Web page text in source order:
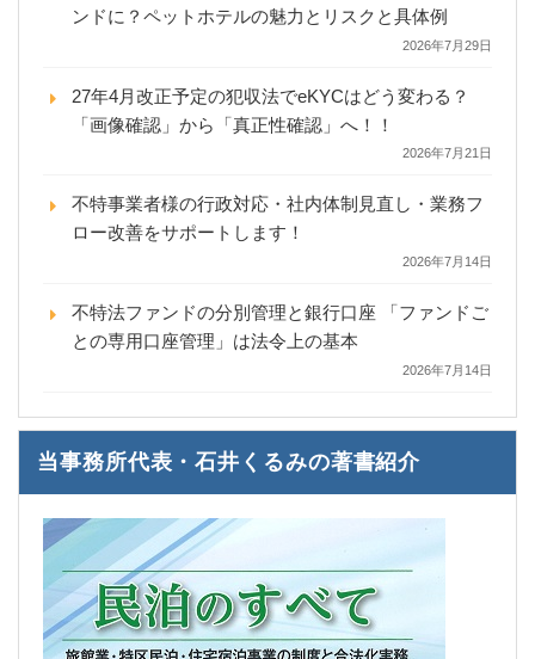
ンドに？ペットホテルの魅力とリスクと具体例
2026年7月29日
27年4月改正予定の犯収法でeKYCはどう変わる？
「画像確認」から「真正性確認」へ！！
2026年7月21日
不特事業者様の行政対応・社内体制見直し・業務フ
ロー改善をサポートします！
2026年7月14日
不特法ファンドの分別管理と銀行口座 「ファンドご
との専用口座管理」は法令上の基本
2026年7月14日
当事務所代表・石井くるみの著書紹介